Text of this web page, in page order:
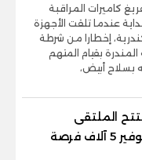
كاميرات المراقبة
عندما تلقت الأجهزة
إخطارا من شرطة
بقيام المتهم
بسلاح أبيض،
الملتقى
التوظيفي الخامس لتوفير 5 آلاف فرصة